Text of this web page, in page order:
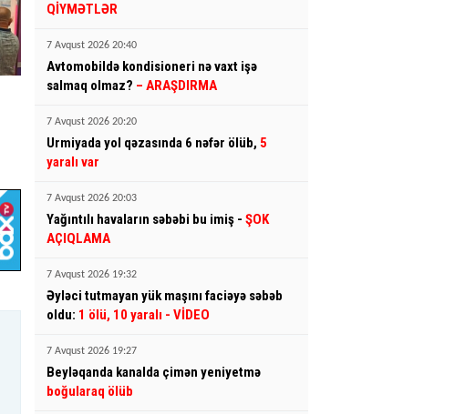
QİYMƏTLƏR
7 Avqust 2026 20:40
Avtomobildə kondisioneri nə vaxt işə
salmaq olmaz? – ARAŞDIRMA
7 Avqust 2026 20:20
Urmiyada yol qəzasında 6 nəfər ölüb, 5
yaralı var
7 Avqust 2026 20:03
Yağıntılı havaların səbəbi bu imiş - ŞOK
AÇIQLAMA
7 Avqust 2026 19:32
Əyləci tutmayan yük maşını faciəyə səbəb
oldu: 1 ölü, 10 yaralı - VİDEO
7 Avqust 2026 19:27
Beyləqanda kanalda çimən yeniyetmə
boğularaq ölüb